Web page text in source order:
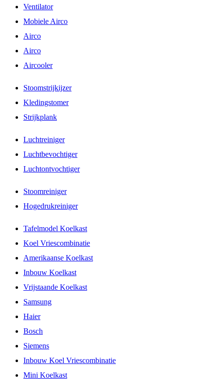
Ventilator
Mobiele Airco
Airco
Airco
Aircooler
Stoomstrijkijzer
Kledingstomer
Strijkplank
Luchtreiniger
Luchtbevochtiger
Luchtontvochtiger
Stoomreiniger
Hogedrukreiniger
Tafelmodel Koelkast
Koel Vriescombinatie
Amerikaanse Koelkast
Inbouw Koelkast
Vrijstaande Koelkast
Samsung
Haier
Bosch
Siemens
Inbouw Koel Vriescombinatie
Mini Koelkast